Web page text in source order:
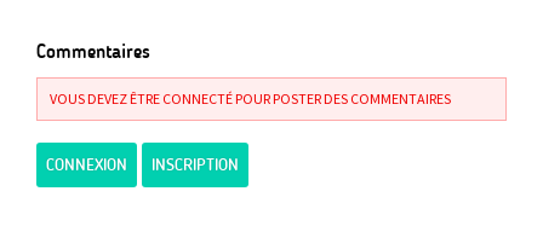
Commentaires
VOUS DEVEZ ÊTRE CONNECTÉ POUR POSTER DES COMMENTAIRES
CONNEXION INSCRIPTION